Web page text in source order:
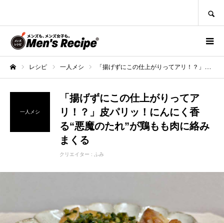
レシピ 一人メシ 「揚げずにこの仕上がりってアリ！？」皮パリッ！にんにく香る“悪魔のたれ”が鶏もも肉に絡みまくる
一人メシ
「揚げずにこの仕上がりってア
リ！？」皮パリッ！にんにく香
る“悪魔のたれ”が鶏もも肉に絡み
まくる
クリエイター : ふみ